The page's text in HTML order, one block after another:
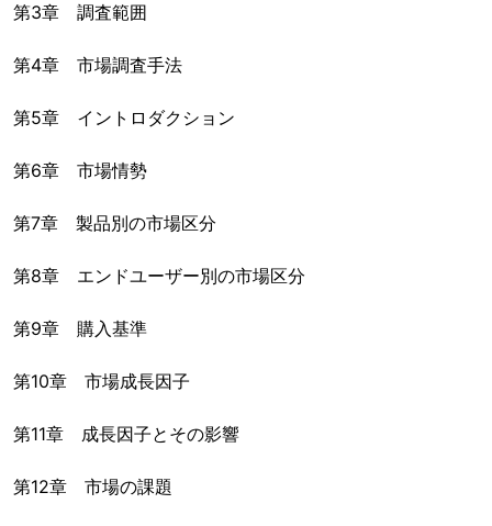
第3章 調査範囲
第4章 市場調査手法
第5章 イントロダクション
第6章 市場情勢
第7章 製品別の市場区分
第8章 エンドユーザー別の市場区分
第9章 購入基準
第10章 市場成長因子
第11章 成長因子とその影響
第12章 市場の課題